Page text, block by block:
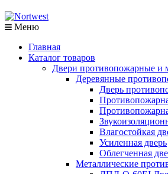
Меню
Главная
Каталог товаров
Двери противопожарные и
Деревянные
Дверь
Влагостойкая
Усиленная дверь
Облегченная
Металлические